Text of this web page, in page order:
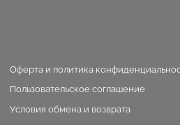
Оферта и политика
Пользовательское соглашение
Условия обмена и возврата